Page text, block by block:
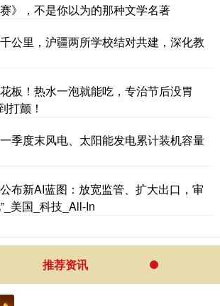
》，不是你以为的那种文学名著
公里，沪疆两所学校结对共建，深化教
板！热水一泡就能吃，专治节后没胃
打颤！
季度末风电、太阳能发电累计装机容量
布新AI蓝图：放宽监管、扩大出口，审
美国_科技_All-In
推荐资讯